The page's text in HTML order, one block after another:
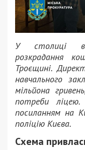
У столиці
розкрадання
Троєщині.
навчального
мільйона
потреби
посиланням на
поліцію Києва.
Схема